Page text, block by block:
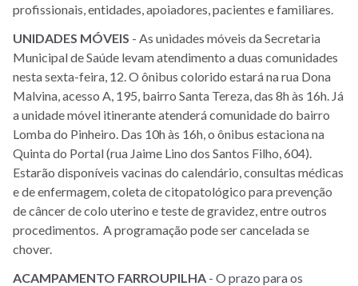
profissionais, entidades, apoiadores, pacientes e familiares.
UNIDADES MÓVEIS - As unidades móveis da Secretaria
Municipal de Saúde levam atendimento a duas comunidades
nesta sexta-feira, 12. O ônibus colorido estará na rua Dona
Malvina, acesso A, 195, bairro Santa Tereza, das 8h às 16h. Já
a unidade móvel itinerante atenderá comunidade do bairro
Lomba do Pinheiro. Das 10h às 16h, o ônibus estaciona na
Quinta do Portal (rua Jaime Lino dos Santos Filho, 604).
Estarão disponíveis vacinas do calendário, consultas médicas
e de enfermagem, coleta de citopatológico para prevenção
de câncer de colo uterino e teste de gravidez, entre outros
procedimentos. A programação pode ser cancelada se
chover.
ACAMPAMENTO FARROUPILHA - O prazo para os